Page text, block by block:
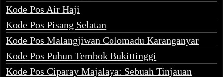
Kode Pos Air Haji
Kode Pos Pisang Selatan
Kode Pos Malangjiwan Colomadu Karanganyar
Kode Pos Puhun Tembok Bukittinggi
Kode Pos Ciparay Majalaya: Sebuah Tinjauan